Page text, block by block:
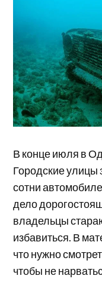
В конце июля в
Городские улицы
сотни
дело
владельцы
избавиться. В
что нужно
чтобы не